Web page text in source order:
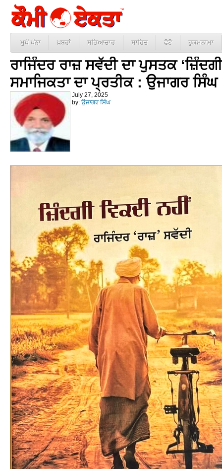
ਮੁਖੱ ਪੰਨਾ ਖ਼ਬਰਾਂ ਸਭਿਆਚਾਰ ਸਾਹਿਤ ਫੋਟੋ ਹੁਕਮਨਾਮਾ
ਰਾਜਿੰਦਰ ਰਾਜ਼ ਸਵੱਦੀ ਦਾ ਪੁਸਤਕ
ਸਮਾਜਿਕਤਾ ਦਾ ਪ੍ਰਤੀਕ : ਉਜਾਗਰ ਸਿੰਘ
July 27, 2025
by: ਉਜਾਗਰ ਸਿੰਘ